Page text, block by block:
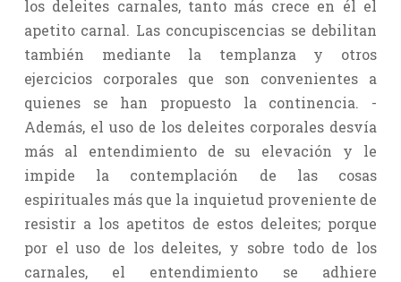
los deleites carnales, tanto más crece en él el
apetito carnal. Las concupiscencias se debilitan
también mediante la templanza y otros
ejercicios corporales que son convenientes a
quienes se han propuesto la continencia. -
Además, el uso de los deleites corporales desvía
más al entendimiento de su elevación y le
impide la contemplación de las cosas
espirituales más que la inquietud proveniente de
resistir a los apetitos de estos deleites; porque
por el uso de los deleites, y sobre todo de los
carnales, el entendimiento se adhiere